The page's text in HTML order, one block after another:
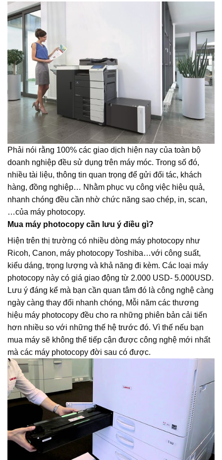
Phải nói rằng 100% các giao dịch hiện nay của toàn bộ
doanh nghiệp đều sử dụng trên máy móc. Trong số đó,
nhiều tài liệu, thông tin quan trọng để gửi đối tác, khách
hàng, đồng nghiệp… Nhằm phục vụ công việc hiệu quả,
nhanh chóng đều cần nhờ chức năng sao chép, in, scan,
…của máy photocopy.
Mua máy photocopy cần lưu ý điều gì?
Hiện trên thị trường có nhiều dòng máy photocopy như
Ricoh, Canon, máy photocopy Toshiba…với công suất,
kiểu dáng, trọng lượng và khả năng đi kèm. Các loại máy
photocopy này có giá giao động từ 2.000 USD- 5.000USD.
Lưu ý đáng kể mà bạn cần quan tâm đó là công nghệ càng
ngày càng thay đổi nhanh chóng, Mỗi năm các thương
hiệu máy photocopy đều cho ra những phiên bản cải tiến
hơn nhiều so với những thế hệ trước đó. Vì thế nếu bạn
mua máy sẽ không thể tiếp cận được công nghệ mới nhất
mà các máy photocopy đời sau có được.